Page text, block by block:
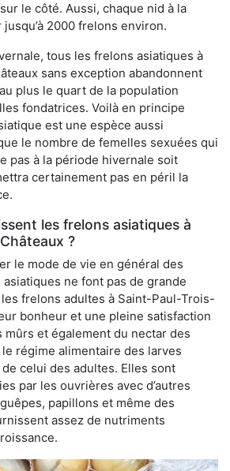
le côté. Aussi, chaque nid à la
2000 frelons environ.
tous les frelons asiatiques à
sans exception abandonnent
plus le quart de la population
fondatrices. Voilà en principe
est une espèce aussi
le nombre de femelles sexuées qui
pas à la période hivernale soit
certainement pas en péril la
les frelons asiatiques à
?
le mode de vie en général des
ne font pas de grande
frelons adultes à Saint-Paul-Trois-
bonheur et une pleine satisfaction
et également du nectar des
régime alimentaire des larves
celui des adultes. Elles sont
par les ouvrières avec d’autres
papillons et même des
assez de nutriments